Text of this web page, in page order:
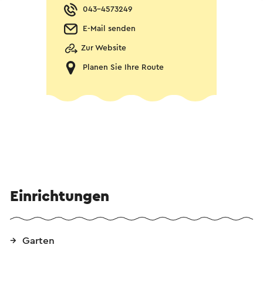
043-4573249
E-Mail senden
Zur Website
Planen Sie Ihre Route
Einrichtungen
Garten